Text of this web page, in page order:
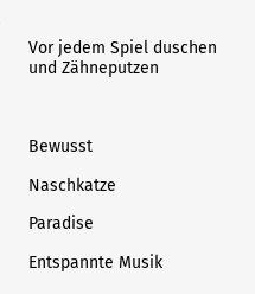
Vor jedem Spiel duschen
und Zähneputzen
Bewusst
Naschkatze
Paradise
Entspannte Musik